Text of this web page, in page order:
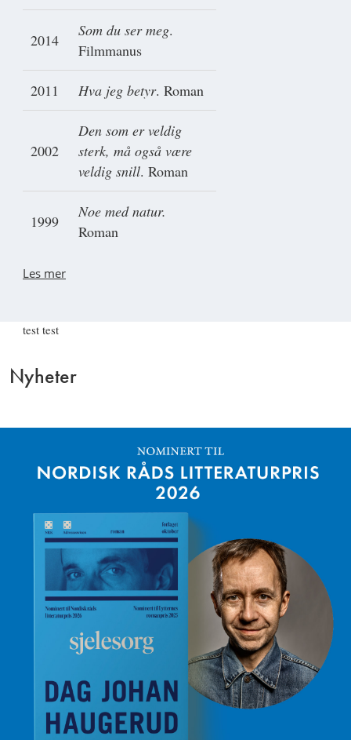
2014
Som du ser meg.
Filmmanus
2011 Hva jeg betyr. Roman
2002
Den som er veldig
sterk, må også være
veldig snill. Roman
1999
Noe med natur.
Roman
Les mer
test test
Nyheter